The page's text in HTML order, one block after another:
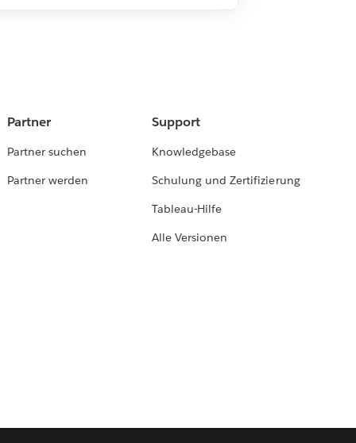
Partner
Partner suchen
Partner werden
Support
Knowledgebase
Schulung und Zertifizierung
Tableau-Hilfe
Alle Versionen